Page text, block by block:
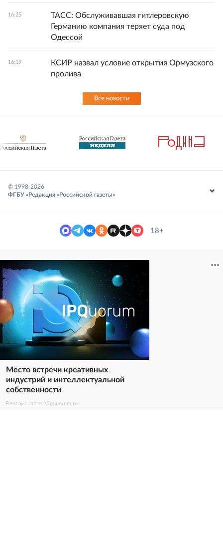
16:25
ТАСС: Обслуживавшая гитлеровскую
Германию компания теряет суда под
Одессой
16:19
КСИР назвал условие открытия Ормузского
пролива
Все новости
© 1998-2026
ФГБУ «Редакция «Российской газеты»
18+
Место встречи креативных
индустрий и интеллектуальной
собственности
Реклама. https://ipquorum.ru